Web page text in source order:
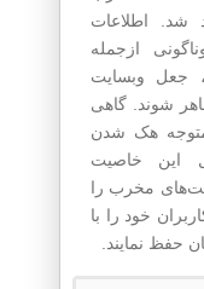
شد. اطلاعات
ازجمله
جعل وبسایت
شوند. گاهی
هک شدن
این خاصیت
مخرب را
خود را با
حفظ نمایند.